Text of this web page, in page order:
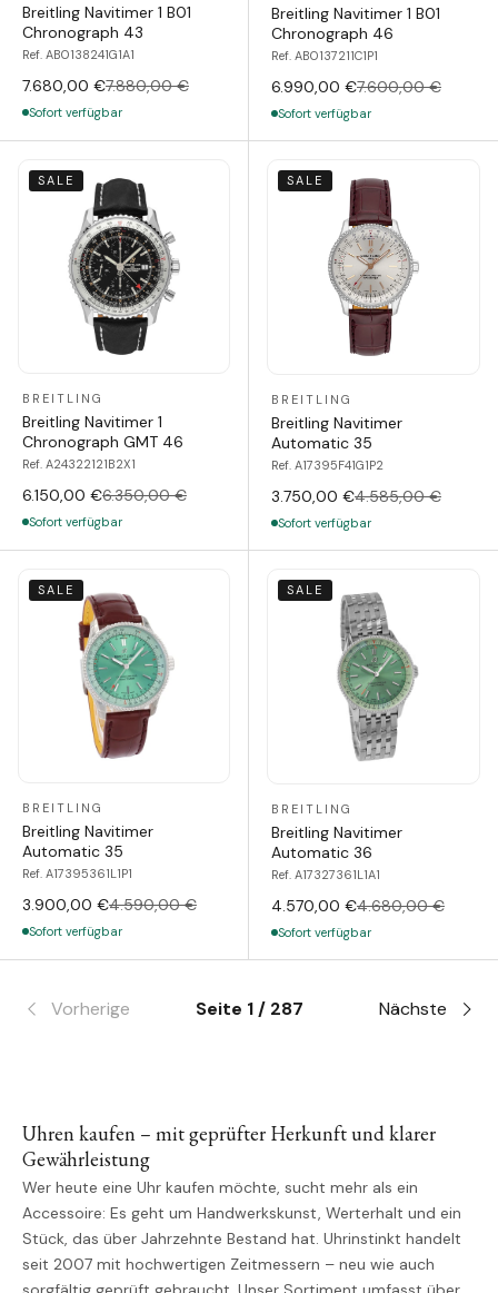
Breitling Navitimer 1 B01
Chronograph 43
Ref. AB0138241G1A1
7.680,00 €7.880,00 €
Sofort verfügbar
Breitling Navitimer 1 B01
Chronograph 46
Ref. AB0137211C1P1
6.990,00 €7.600,00 €
Sofort verfügbar
SALE
BREITLING
Breitling Navitimer 1
Chronograph GMT 46
Ref. A24322121B2X1
6.150,00 €6.350,00 €
Sofort verfügbar
SALE
BREITLING
Breitling Navitimer
Automatic 35
Ref. A17395F41G1P2
3.750,00 €4.585,00 €
Sofort verfügbar
SALE
BREITLING
Breitling Navitimer
Automatic 35
Ref. A17395361L1P1
3.900,00 €4.590,00 €
Sofort verfügbar
SALE
BREITLING
Breitling Navitimer
Automatic 36
Ref. A17327361L1A1
4.570,00 €4.680,00 €
Sofort verfügbar
Vorherige Seite 1 / 287 Nächste
Uhren kaufen – mit geprüfter Herkunft und klarer
Gewährleistung
Wer heute eine Uhr kaufen möchte, sucht mehr als ein
Accessoire: Es geht um Handwerkskunst, Werterhalt und ein
Stück, das über Jahrzehnte Bestand hat. Uhrinstinkt handelt
seit 2007 mit hochwertigen Zeitmessern – neu wie auch